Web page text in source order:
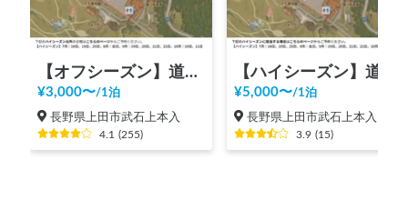
【オフシーズン】道の駅 美ヶ原高原
¥3,000〜/1泊
長野県上田市武石上本入
4.1 (255)
¥5,000〜/1泊
長野県上田市武石上本入
3.9 (15)